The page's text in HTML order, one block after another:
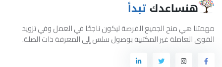
مهمتنا هي منح الجميع الفرصة ليكون ناجحًا في العمل وفي تزويد
القوى العاملة غير المكتبية بوصول سلس إلى المعرفة ذات الصلة.